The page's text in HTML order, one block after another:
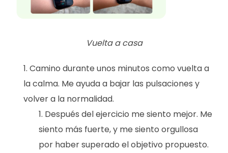
Vuelta a casa
Camino durante unos minutos como vuelta a
la calma. Me ayuda a bajar las pulsaciones y
volver a la normalidad.
Después del ejercicio me siento mejor. Me
siento más fuerte, y me siento orgullosa
por haber superado el objetivo propuesto.